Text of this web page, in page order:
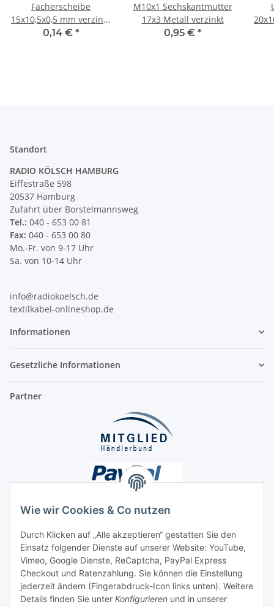
Wie wir Cookies & Co nutzen
Durch Klicken auf „Alle akzeptieren“ gestatten Sie den
Einsatz folgender Dienste auf unserer Website: YouTube,
Vimeo, Google Dienste, ReCaptcha, PayPal Express
Checkout und Ratenzahlung. Sie können die Einstellung
jederzeit ändern (Fingerabdruck-Icon links unten). Weitere
Details finden Sie unter Konfigurieren und in unserer
Fächerscheibe
15x10,5x0,5 mm verzinkt
(für M10 Gewinderohr)
0,14 € *
M10x1 Sechskantmutter
17x3 Metall verzinkt
0,95 € *
Standort
RADIO KÖLSCH HAMBURG
Eiffestraße 598
20537 Hamburg
Zufahrt über Borstelmannsweg
Tel.: 040 - 653 00 81
Fax: 040 - 653 00 80
Mo.-Fr. von 9-17 Uhr
Sa. von 10-14 Uhr
info@radiokoelsch.de
textilkabel-onlineshop.de
Informationen
Gesetzliche Informationen
Partner
Unsere Seiten
Social Media